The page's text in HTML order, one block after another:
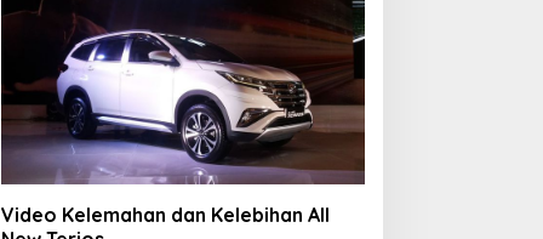
Video Kelemahan dan Kelebihan All